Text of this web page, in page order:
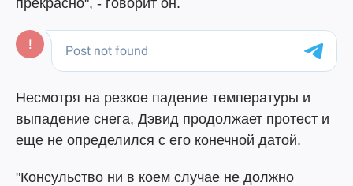
прекрасно", - говорит он.
Несмотря на резкое падение температуры и
выпадение снега, Дэвид продолжает протест и
еще не определился с его конечной датой.
"Консульство ни в коем случае не должно